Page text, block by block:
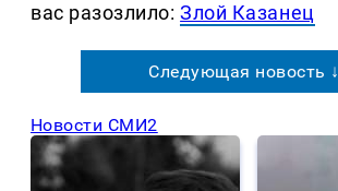
вас разозлило:Злой Казанец
Следующая новость ↓
Новости СМИ2